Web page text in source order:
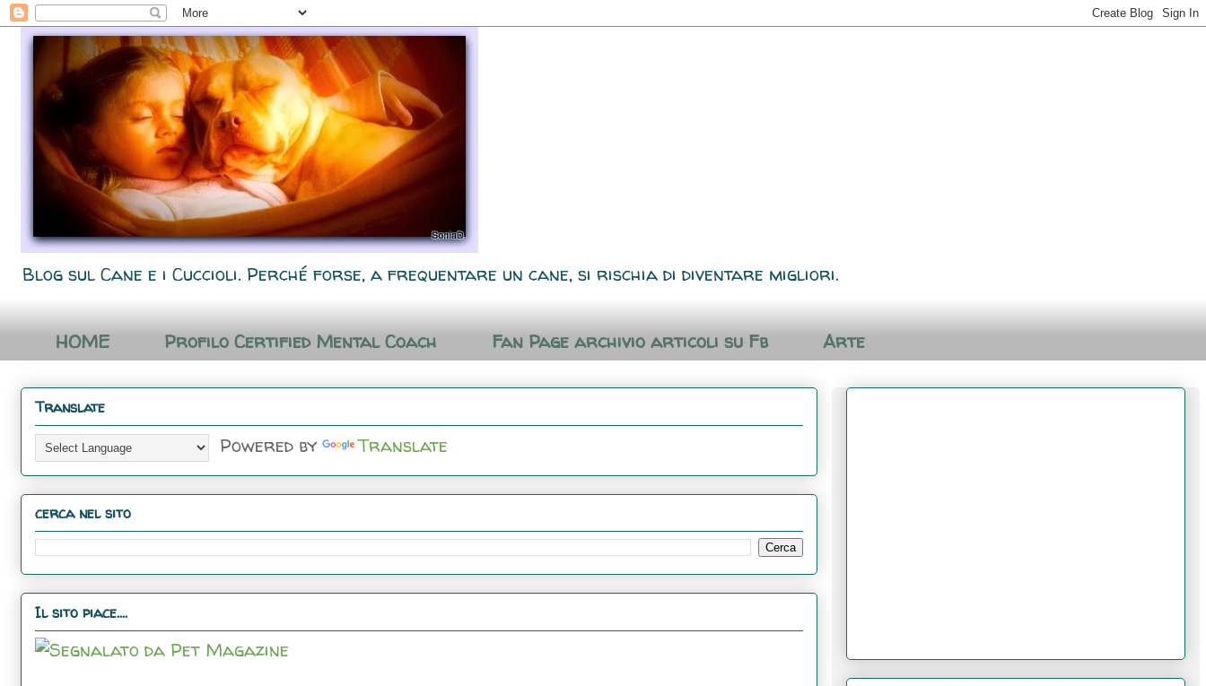
Blog sul Cane e i Cuccioli. Perché forse, a frequentare un cane, si rischia di diventare migliori.
HOME Profilo Certified Mental Coach Fan Page archivio articoli su Fb Arte
Translate
Powered by Translate
cerca nel sito
Il sito piace....